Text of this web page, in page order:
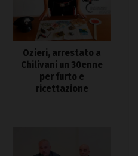
Ozieri, arrestato a
Chilivani un 30enne
per furto e
ricettazione